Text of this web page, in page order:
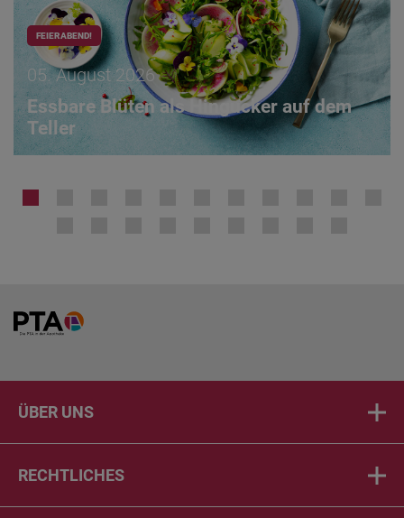
FEIERABEND!
05. August 2026
Essbare Blüten als Hingucker auf dem
Teller
Home
ÜBER UNS
RECHTLICHES